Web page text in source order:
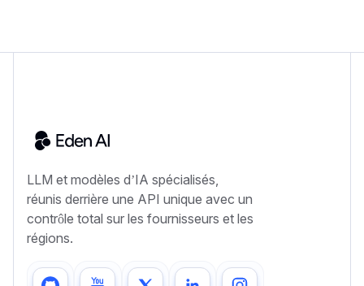
LLM et modèles d’IA spécialisés,
réunis derrière une API unique avec un
contrôle total sur les fournisseurs et les
régions.